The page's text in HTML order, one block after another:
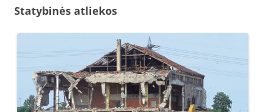
Statybinės atliekos